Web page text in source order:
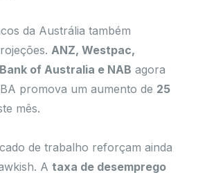
da Austrália também
ANZ, Westpac,
of Australia e NAB agora
promova um aumento de 25
mês.
de trabalho reforçam ainda
Ataxa de desemprego